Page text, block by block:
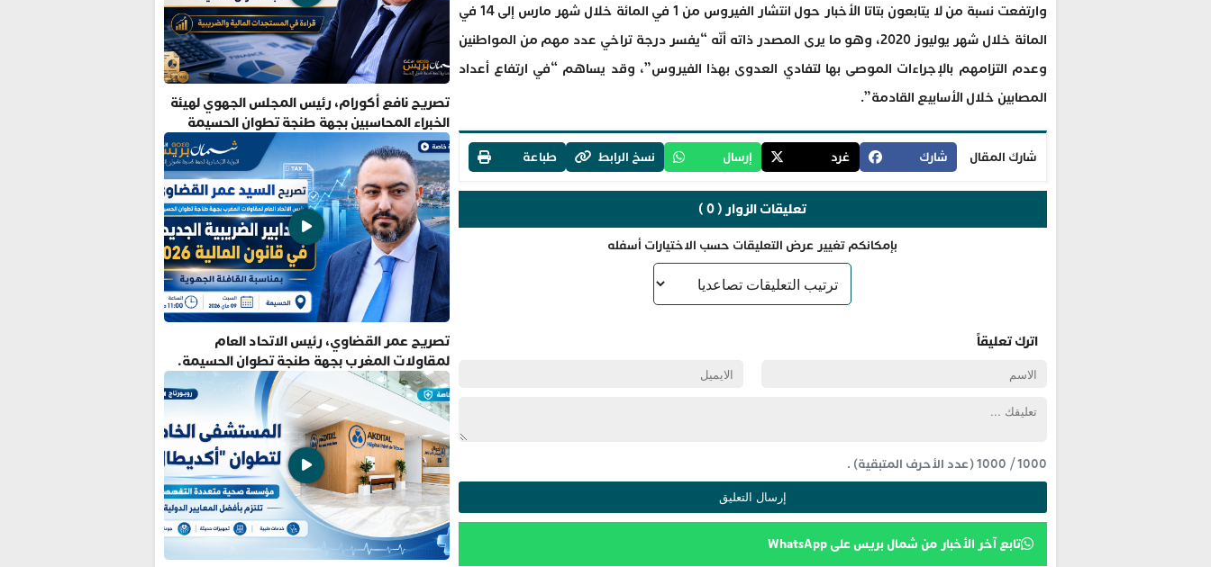
وارتفعت نسبة من لا يتابعون بتاتا الأخبار حول انتشار الفيروس من 1 في المائة خلال شهر مارس إلى 14 في
المائة خلال شهر يوليوز 2020، وهو ما يرى المصدر ذاته أنّه “يفسر درجة تراخي عدد مهم من المواطنين
وعدم التزامهم بالإجراءات الموصى بها لتفادي العدوى بهذا الفيروس”، وقد يساهم “في ارتفاع أعداد
المصابين خلال الأسابيع القادمة”.
شارك المقال شارك غرد إرسال نسخ الرابط طباعة
تعليقات الزوار ( 0 )
بإمكانكم تغيير عرض التعليقات حسب الاختيارات أسفله
اترك تعليقاً
1000
/
1000(عدد الأحرف المتبقية) .
تابع آخر الأخبار من شمال بريس على WhatsApp
تصريح نافع أكورام، رئيس المجلس الجهوي لهيئة
الخبراء المحاسبين بجهة طنجة تطوان الحسيمة
تصريح عمر القضاوي، رئيس الاتحاد العام
لمقاولات المغرب بجهة طنجة تطوان الحسيمة.